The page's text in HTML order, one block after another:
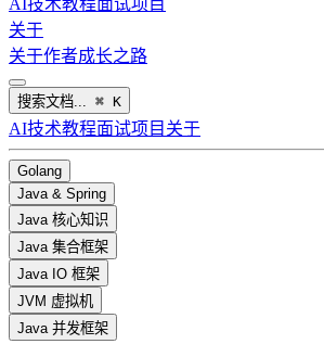
关于
关于作者成长之路
搜索文档... ⌘ K
AI技术教程面试项目 关于
Golang
Java & Spring
Java 核心知识
Java 集合框架
Java IO 框架
JVM 虚拟机
Java 并发框架